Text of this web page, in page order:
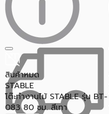
สินค้าหมด
STABLE
โต๊ะทำงานไม้ STABLE รุ่น BT-
083 80 ซม. สีเทา